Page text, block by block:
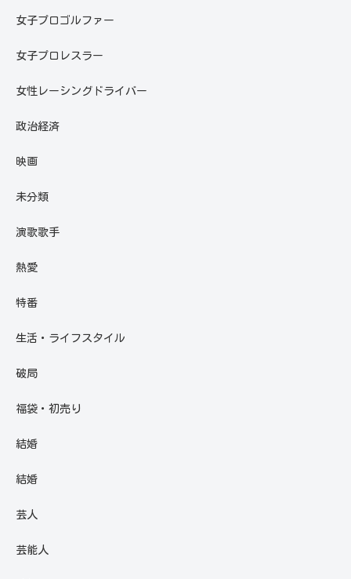
女子プロゴルファー
女子プロレスラー
女性レーシングドライバー
政治経済
映画
未分類
演歌歌手
熱愛
特番
生活・ライフスタイル
破局
福袋・初売り
結婚
結婚
芸人
芸能人